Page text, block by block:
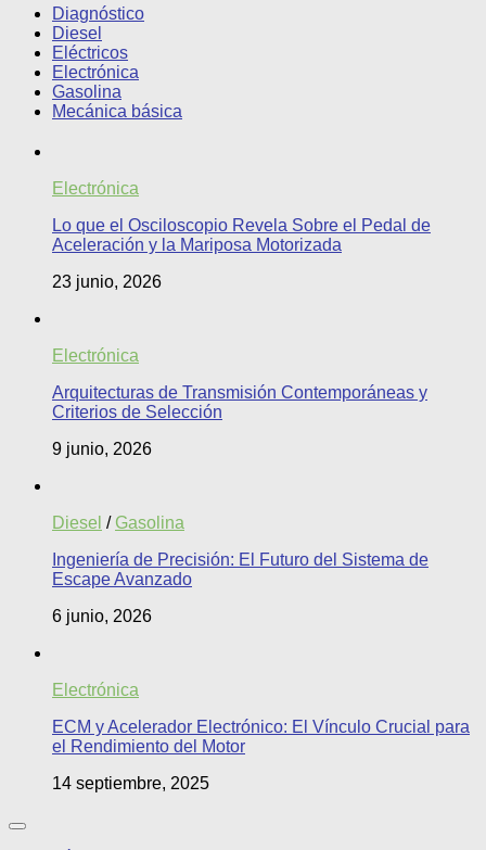
Diagnóstico
Diesel
Eléctricos
Electrónica
Gasolina
Mecánica básica
Electrónica
Lo que el Osciloscopio Revela Sobre el Pedal de
Aceleración y la Mariposa Motorizada
23 junio, 2026
Electrónica
Arquitecturas de Transmisión Contemporáneas y
Criterios de Selección
9 junio, 2026
Diesel / Gasolina
Ingeniería de Precisión: El Futuro del Sistema de
Escape Avanzado
6 junio, 2026
Electrónica
ECM y Acelerador Electrónico: El Vínculo Crucial para
el Rendimiento del Motor
14 septiembre, 2025